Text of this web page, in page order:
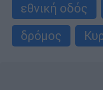
εθνική οδός
δρόμος